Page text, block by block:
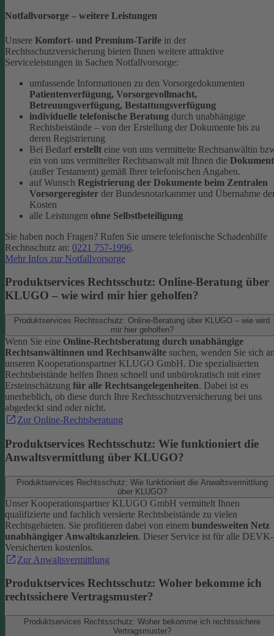
Notfallvorsorge – weitere Leistungen
Unsere Komfort- und Premium-Tarife in der
Rechtsschutzversicherung bieten Ihnen weitere attraktive
Serviceleistungen in Sachen Notfallvorsorge:
umfassende Informationen zu den Vorsorgedokumenten
Patientenverfügung, Vorsorgevollmacht,
Betreuungsverfügung, Bestattungsverfügung
individuelle telefonische Beratung durch unabhängige
Rechtsbeistände – von der Erstellung der Dokumente bis zu
deren Registrierung
Bei Bedarf erstellt eine von uns vermittelte Rechtsanwältin
ein von uns vermittelter Rechtsanwalt mit Ihnen die
(außer Testament) gemäß Ihrer telefonischen Angaben.
auf Wunsch Registrierung der Dokumente beim Zentralen
Vorsorgeregister der Bundesnotarkammer und Übernahme
Kosten
alle Leistungen ohne Selbstbeteiligung
Sie haben noch Fragen? Rufen Sie unsere telefonische Schadenhilfe
Rechtsschutz an: 0221 757-1996.
Mehr Infos zur Notfallvorsorge
Produktservices Rechtsschutz: Online-Beratung über
KLUGO – wie wird mir hier geholfen?
Produktservices Rechtsschutz: Online-Beratung über KLUGO – wie wird
mir hier geholfen?
Wenn Sie eine Online-Rechtsberatung durch unabhängige
Rechtsanwältinnen und Rechtsanwälte suchen, wenden Sie sich
unseren Kooperationspartner KLUGO GmbH. Die spezialisierten
Rechtsbeistände helfen Ihnen schnell und unbürokratisch mit einer
Ersteinschätzung für alle Rechtsangelegenheiten. Dabei ist es
unerheblich, ob diese durch Ihre Rechtsschutzversicherung bei uns
abgedeckt sind oder nicht.
Zur Online-Rechtsberatung
Produktservices Rechtsschutz: Wie funktioniert die
Anwaltsvermittlung über KLUGO?
Produktservices Rechtsschutz: Wie funktioniert die Anwaltsvermittlung
über KLUGO?
Unser Kooperationspartner KLUGO GmbH vermittelt Ihnen
qualifizierte und fachlich versierte Rechtsbeistände zu vielen
Rechtsgebieten. Sie profitieren dabei von einem bundesweiten Netz
unabhängiger Anwaltskanzleien. Dieser Service ist für alle DEVK-
Versicherten kostenlos.
Zur Anwaltsvermittlung
Produktservices Rechtsschutz: Woher bekomme ich
rechtssichere Vertragsmuster?
Produktservices Rechtsschutz: Woher bekomme ich rechtssichere
Vertragsmuster?